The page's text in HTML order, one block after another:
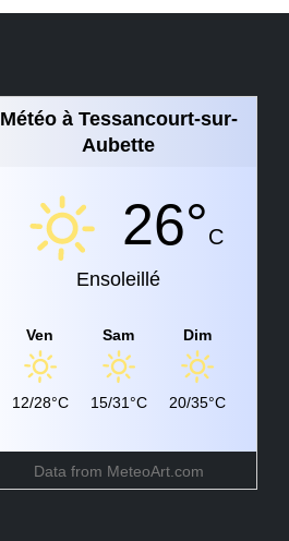
Météo à Tessancourt-sur-
Aubette
26°C
Ensoleillé
Ven
12/28°C
Sam
15/31°C
Dim
20/35°C
Data from MeteoArt.com